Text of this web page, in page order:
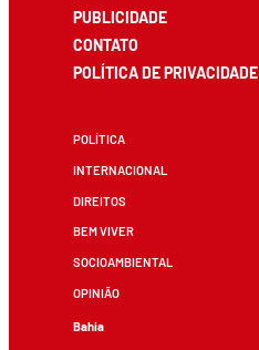
PUBLICIDADE
CONTATO
POLÍTICA DE PRIVACIDADE
POLÍTICA
INTERNACIONAL
DIREITOS
BEM VIVER
SOCIOAMBIENTAL
OPINIÃO
Bahia